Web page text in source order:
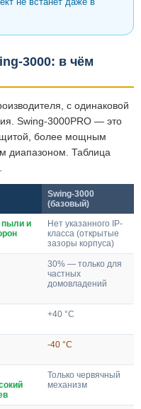
3000: в чём
с одинаковой
Swing-3000PRO — это
более мощным
диапазоном. Таблица
Swing-3000
(базовый)
пыли и
Нет указанного IP-
класса (открытые
зазоры корпуса)
30% — только для
частных
домовладений
+40 °C
-40 °C
Только червячный
механизм